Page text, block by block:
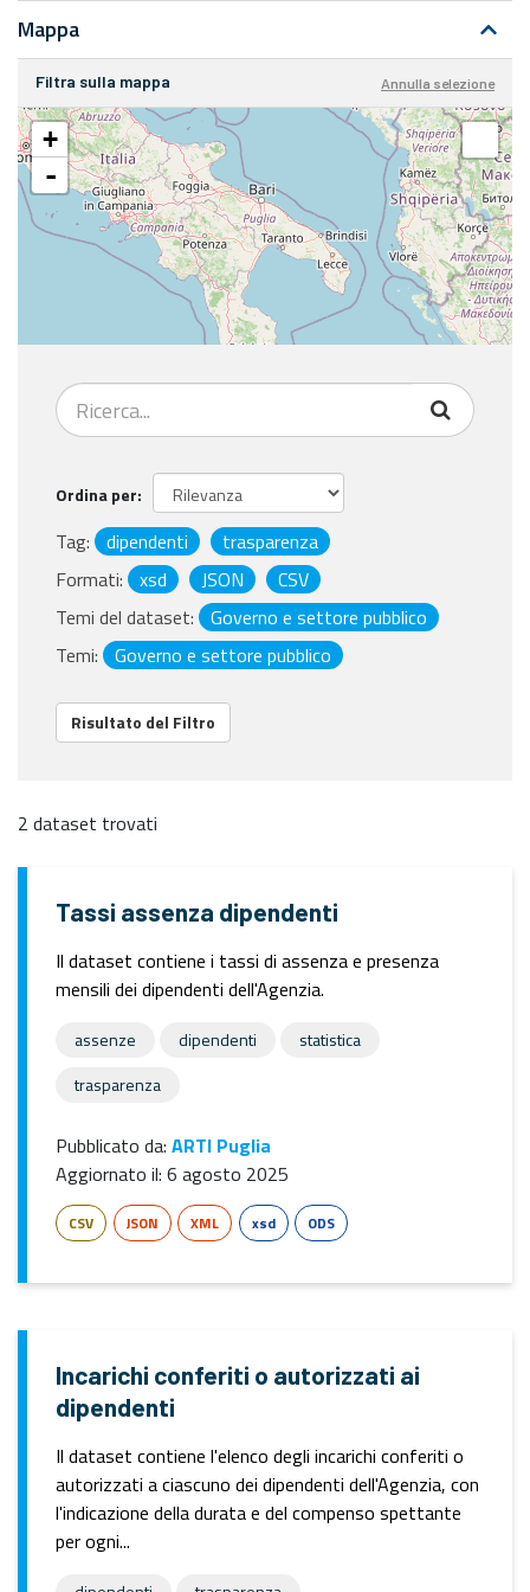
Mappa
Filtra sulla mappa Annulla selezione
+
-
Ordina per
Tag: dipendenti
trasparenza
Formati:
xsd JSON
CSV
Temi del dataset:
Governo e settore pubblico
Temi:
Governo e settore pubblico
Risultato del Filtro
2 dataset trovati
Tassi assenza dipendenti
Il dataset contiene i tassi di assenza e presenza
mensili dei dipendenti dell'Agenzia.
assenze dipendenti
statistica
trasparenza
Pubblicato da: ARTI Puglia
Aggiornato il: 6 agosto 2025
CSV JSON XML xsd ODS
Incarichi conferiti o autorizzati ai
dipendenti
Il dataset contiene l'elenco degli incarichi conferiti o
autorizzati a ciascuno dei dipendenti dell'Agenzia, con
l'indicazione della durata e del compenso spettante
per ogni...